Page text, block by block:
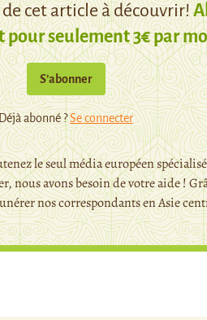
cet article à découvrir!
seulement 3€ par
S’abonner
abonné ?Se connecter
le seul média européen
nous avons besoin de votre aide !
nos correspondants en Asie